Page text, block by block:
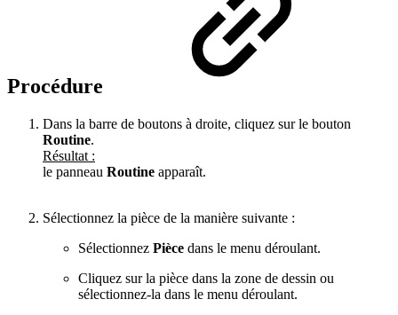
Procédure
Dans la barre de boutons à droite, cliquez sur le bouton
Routine.
Résultat :
le panneau Routine apparaît.
Sélectionnez la pièce de la manière suivante :
Sélectionnez Pièce dans le menu déroulant.
Cliquez sur la pièce dans la zone de dessin ou
sélectionnez-la dans le menu déroulant.